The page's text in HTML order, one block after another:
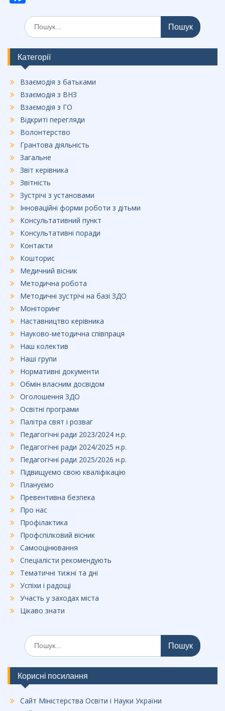
ac
e
b
o
o
k
Шукати:
Категорії
Взаємодія з батьками
Взаємодія з ВНЗ
Взаємодія з ГО
Відкриті перегляди
Волонтерство
Грантова діяльність
Загальне
Звіт керівника
Звітність
Зустрічі з установами
Інноваційні форми роботи з дітьми
Консультативний пункт
Консультативні поради
Контакти
Кошторис
Медичний вісник
Методична робота
Методичні зустрічі на базі ЗДО
Моніторинг
Наставництво керівника
Науково-методична співпраця
Наш колектив
Наші групи
Нормативні документи
Обмін власним досвідом
Оголошення ЗДО
Освітні програми
Палітра свят і розваг
Педагогічні ради 2023/2024 н.р.
Педагогічні ради 2024/2025 н.р.
Педагогічні ради 2025/2026 н.р.
Підвищуємо свою кваліфікацію
Плануємо
Превентивна безпека
Про нас
Профілактика
Профспілковий вісник
Самооцінювання
Спеціалісти рекомендують
Тематичні тижні та дні
Успіхи і радощі
Участь у заходах міста
Цікаво знати
Шукати:
Корисні посилання
Сайт Міністерства Освіти і Науки України